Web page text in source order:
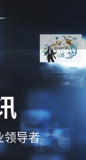
领导者